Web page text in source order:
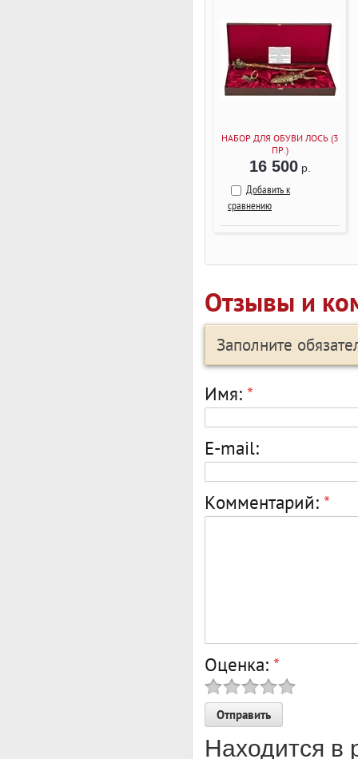
НАБОР ДЛЯ ОБУВИ ЛОСЬ (3
ПР.)
16 500р.
Добавить к
сравнению
Отзывы и
Заполните
Имя: *
E-mail:
Комментарий: *
Оценка: *
Находится в